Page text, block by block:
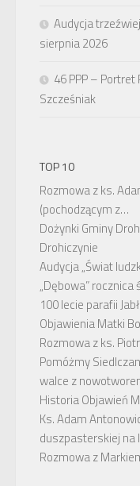
Audycja
sierpnia 2026
46 PPP –
Szcześniak
TOP 10
Rozmowa z ks.
(pochodzącym z…
Dożynki Gminy
Drohiczynie
Audycja „Świat
„Dębowa”
100 lecie parafii
Objawienia Matki
Rozmowa z ks.
Pomóżmy
walce z
Historia Objawień
Ks. Adam
duszpasterskiej na
Rozmowa z